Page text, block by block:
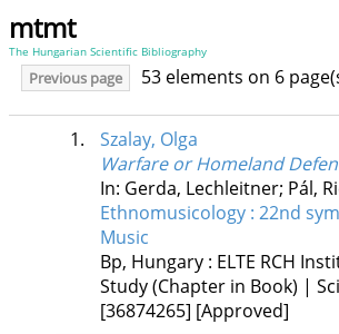
mtmt
The Hungarian Scientific Bibliography
Previous page 53 elements on 6
1.
Szalay, Olga
Warfare or Homeland
In: Gerda, Lechleitner; Pál,
Ethnomusicology : 22nd
Music
Bp, Hungary : ELTE RCH
Study (Chapter in Book) |
[36874265] [Approved]